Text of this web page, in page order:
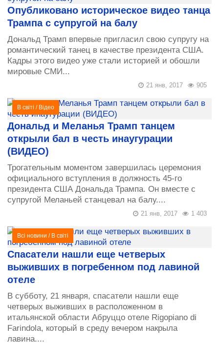
Опубликовано историческое видео танца
Трампа с супругой на балу
Дональд Трамп впервые пригласил свою супругу на
романтический танец в качестве президента США.
Кадры этого видео уже стали историей и обошли
мировые СМИ...
905
21 янв, 2017
В світі / Відео
Дональд и Меланья Трамп танцем
открыли бал в честь инаугурации
(ВИДЕО)
Трогательным моментом завершилась церемония
официального вступления в должность 45-го
президента США Дональда Трампа. Он вместе с
супругой Меланьей станцевал на балу....
1 403
21 янв, 2017
Всі новини / В світі
Спасатели нашли еще четверых
выживших в погребенном под лавиной
отеле
В субботу, 21 января, спасатели нашли еще
четверых выживших в расположенном в
итальянской области Абруццо отеле Rigopiano di
Farindola, который в среду вечером накрыла
лавина....